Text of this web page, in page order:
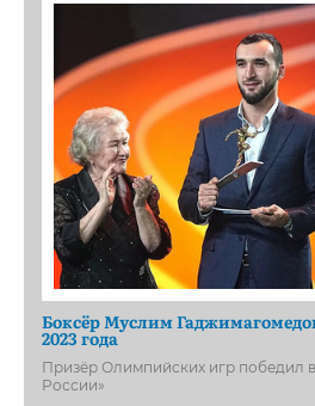
Боксёр Муслим
2023 года
Призёр Олимпийских игр победил
России»